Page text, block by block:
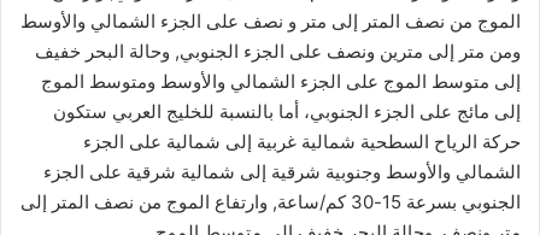
الموج من نصف المتر إلى متر و نصف على الجزء الشمالي والأوسط
ومن متر إلى مترين ونصف على الجزء الجنوبي, وحالة البحر خفيف
إلى متوسط الموج على الجزء الشمالي والأوسط ومتوسط الموج
إلى مائج على الجزء الجنوبي، أما بالنسبة للخليج العربي ستكون
حركة الرياح السطحية شمالية غربية إلى شمالية على الجزء
الشمالي والأوسط وجنوبية شرقية إلى شمالية شرقية على الجزء
الجنوبي بسرعة 15-30 كم/ساعة, وارتفاع الموج من نصف المتر إلى